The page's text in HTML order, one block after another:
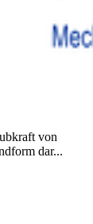
von
dar...